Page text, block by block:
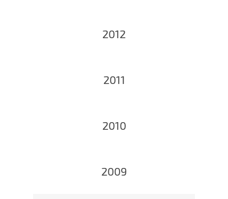
2012
2011
2010
2009